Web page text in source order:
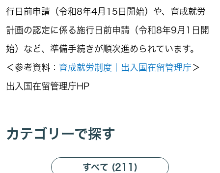
行日前申請（令和8年4月15日開始）や、育成就労
計画の認定に係る施行日前申請（令和8年9月1日開
始）など、準備手続きが順次進められています。
＜参考資料： 育成就労制度｜出入国在留管理庁 ＞
出入国在留管理庁HP
カテゴリーで探す
すべて (211)